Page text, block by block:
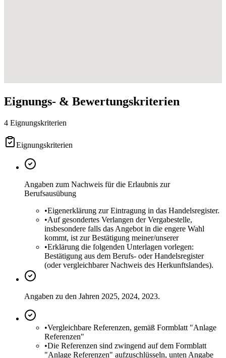
Eignungs- & Bewertungskriterien
4 Eignungskriterien
Eignungskriterien
Angaben zum Nachweis für die Erlaubnis zur
Berufsausübung
•Eigenerklärung zur Eintragung in das Handelsregister.
•Auf gesondertes Verlangen der Vergabestelle,
insbesondere falls das Angebot in die engere Wahl
kommt, ist zur Bestätigung meiner/unserer
•Erklärung die folgenden Unterlagen vorlegen:
Bestätigung aus dem Berufs- oder Handelsregister
(oder vergleichbarer Nachweis des Herkunftslandes).
Angaben zu den Jahren 2025, 2024, 2023.
•Vergleichbare Referenzen, gemäß Formblatt "Anlage
Referenzen"
•Die Referenzen sind zwingend auf dem Formblatt
"Anlage Referenzen" aufzuschlüsseln, unten Angabe